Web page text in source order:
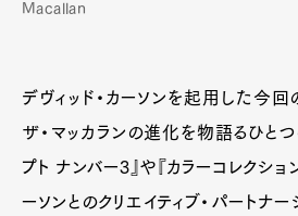
Product Culture
Macallan
デヴィッド・カーソンを起用した今回
ザ・マッカランの進化を物語るひとつ
プト ナンバー3』や『カラーコレクショ
ーソンとのクリエイティブ・パートナ